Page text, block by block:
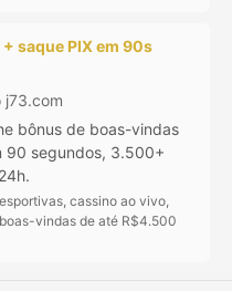
saque PIX em 90s
j73.com
bônus de boas-vindas
90 segundos, 3.500+
cassino ao vivo,
vindas de até R$4.500